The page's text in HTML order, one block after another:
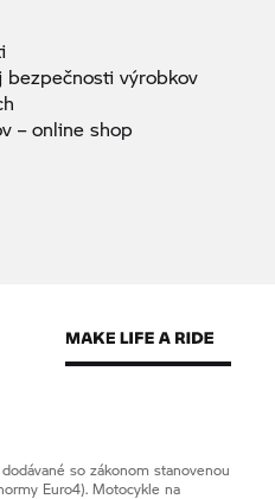
bezpečnostivýrobkov
– onlineshop
so zákonom stanovenou
Euro4). Motocykle na